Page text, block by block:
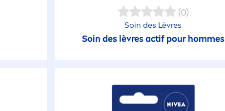
(0)
Soin des Lèvres
Soin des lèvres actif pour hommes